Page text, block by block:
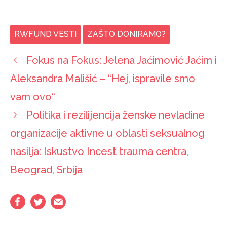
RWFUND VESTI ZAŠTO DONIRAMO?
Fokus na Fokus: Jelena Jaćimović Jaćim i
Aleksandra Mališić – “Hej, ispravile smo
vam ovo“
Politika i rezilijencija ženske nevladine
organizacije aktivne u oblasti seksualnog
nasilja: Iskustvo Incest trauma centra,
Beograd, Srbija